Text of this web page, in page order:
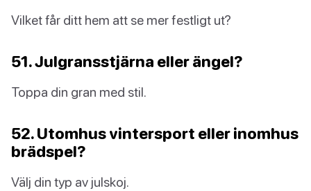
Vilket får ditt hem att se mer festligt ut?
51. Julgransstjärna eller ängel?
Toppa din gran med stil.
52. Utomhus vintersport eller inomhus
brädspel?
Välj din typ av julskoj.